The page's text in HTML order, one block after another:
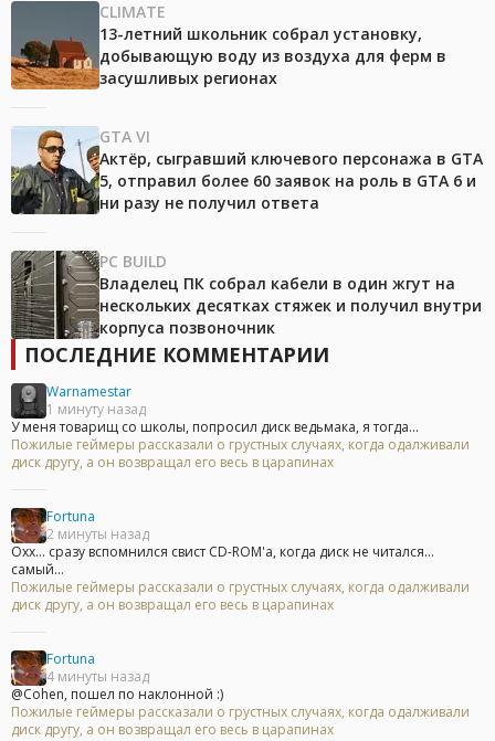
CLIMATE
13-летний школьник собрал установку,
добывающую воду из воздуха для ферм в
засушливых регионах
GTA VI
Актёр, сыгравший ключевого персонажа в GTA
5, отправил более 60 заявок на роль в GTA 6 и
ни разу не получил ответа
PC BUILD
Владелец ПК собрал кабели в один жгут на
нескольких десятках стяжек и получил внутри
корпуса позвоночник
ПОСЛЕДНИЕ КОММЕНТАРИИ
Warnamestar
1 минуту назад
У меня товарищ со школы, попросил диск ведьмака, я тогда...
Пожилые геймеры рассказали о грустных случаях, когда одалживали
диск другу, а он возвращал его весь в царапинах
Fortuna
2 минуты назад
Охх... сразу вспомнился свист CD-ROM'а, когда диск не читался...
самый...
Пожилые геймеры рассказали о грустных случаях, когда одалживали
диск другу, а он возвращал его весь в царапинах
Fortuna
4 минуты назад
@Cohen, пошел по наклонной :)
Пожилые геймеры рассказали о грустных случаях, когда одалживали
диск другу, а он возвращал его весь в царапинах